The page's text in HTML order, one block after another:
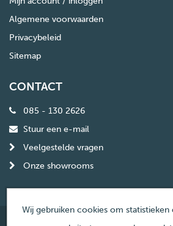
Algemene voorwaarden
Privacybeleid
Sitemap
CONTACT
085 - 130 2626
Stuur een e-mail
Veelgestelde vragen
Onze showrooms
Wij gebruiken cookies om statistieken